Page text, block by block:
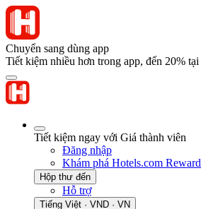
Chuyển sang dùng app
Tiết kiệm nhiều hơn trong app, đến 20% tại
Tiết kiệm ngay với Giá thành viên
Đăng nhập
Khám phá Hotels.com
Hộp thư đến
Hỗ trợ
Tiếng Việt · VND · VN